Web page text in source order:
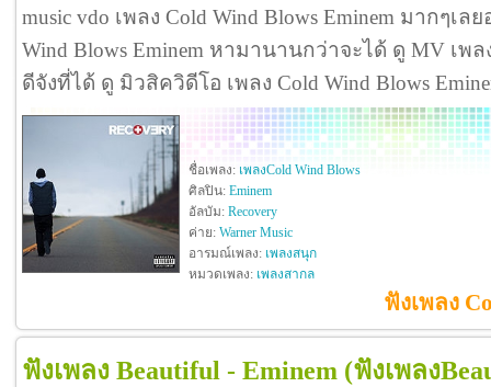
music vdo เพลง Cold Wind Blows Eminem มากๆเล
Wind Blows Eminem หามานานกว่าจะได้ ดู MV เพล
ดีจังที่ได้ ดู มิวสิควิดีโอ เพลง Cold Wind Blows
ชื่อเพลง: เพลงCold Wind Blows
ศิลปิน: Eminem
อัลบัม: Recovery
ค่าย: Warner Music
อารมณ์เพลง: เพลงสนุก
หมวดเพลง: เพลงสากล
ฟังเพลง
ฟังเพลง Beautiful - Eminem (ฟังเพลง